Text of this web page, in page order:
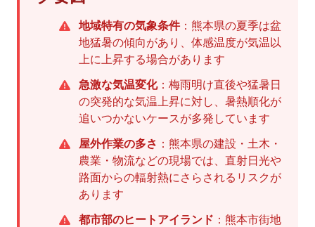
地域特有の気象条件：熊本県の夏季は盆
地猛暑の傾向があり、体感温度が気温以
上に上昇する場合があります
急激な気温変化：梅雨明け直後や猛暑日
の突発的な気温上昇に対し、暑熱順化が
追いつかないケースが多発しています
屋外作業の多さ ：熊本県の建設・土木・
農業・物流などの現場では、直射日光や
路面からの輻射熱にさらされるリスクが
あります
都市部のヒートアイランド ：熊本市街地